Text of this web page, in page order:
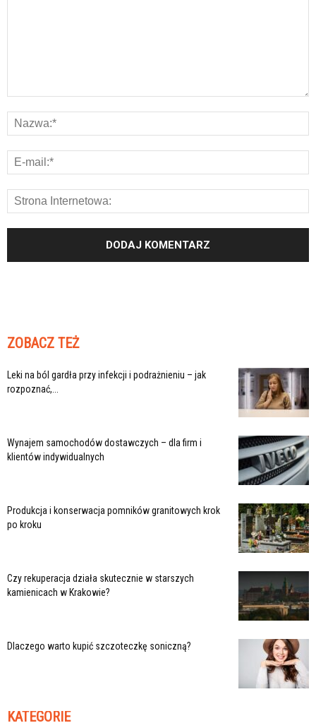
ZOBACZ TEŻ
Leki na ból gardła przy infekcji i podrażnieniu – jak
rozpoznać,...
Wynajem samochodów dostawczych – dla firm i
klientów indywidualnych
Produkcja i konserwacja pomników granitowych krok
po kroku
Czy rekuperacja działa skutecznie w starszych
kamienicach w Krakowie?
Dlaczego warto kupić szczoteczkę soniczną?
KATEGORIE